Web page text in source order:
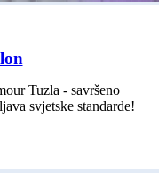
Tuzla - savršeno
svjetske standarde!